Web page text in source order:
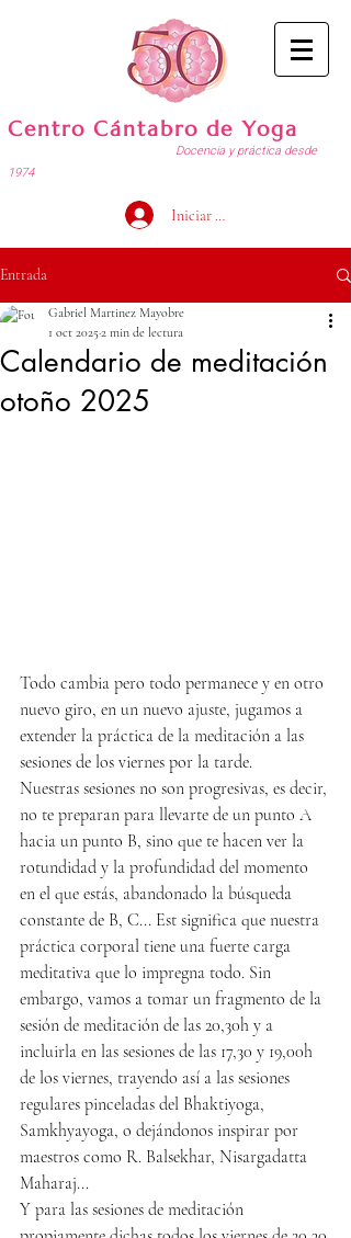
Centro Cántabro de Yoga
Docencia y práctica desde
1974
Iniciar sesión
Entrada
Calendario de meditación
otoño 2025
Gabriel Martinez Mayobre
1 oct 20252 min de lectura
Todo cambia pero todo permanece y en otro
nuevo giro, en un nuevo ajuste, jugamos a
extender la práctica de la meditación a las
sesiones de los viernes por la tarde.
Nuestras sesiones no son progresivas, es decir,
no te preparan para llevarte de un punto A
hacia un punto B, sino que te hacen ver la
rotundidad y la profundidad del momento
en el que estás, abandonado la búsqueda
constante de B, C... Est significa que nuestra
práctica corporal tiene una fuerte carga
meditativa que lo impregna todo. Sin
embargo, vamos a tomar un fragmento de la
sesión de meditación de las 20,30h y a
incluirla en las sesiones de las 17,30 y 19,00h
de los viernes, trayendo así a las sesiones
regulares pinceladas del Bhaktiyoga,
Samkhyayoga, o dejándonos inspirar por
maestros como R. Balsekhar, Nisargadatta
Maharaj...
Y para las sesiones de meditación